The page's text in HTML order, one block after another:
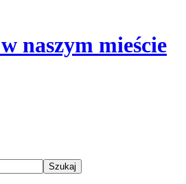
naszym mieście